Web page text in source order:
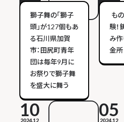
獅子舞の「獅子
頭」が127個もあ
る石川県加賀
市：田尻町青年
団は毎年9月に
お祭りで獅子舞
を盛大に舞う
も
験！
み
金所
10
2024.12
05
2024.12